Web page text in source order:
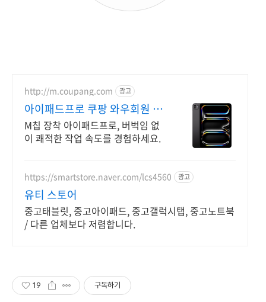
http://m.coupang.com 광고
아이패드프로 쿠팡 와우회원 무
제한 무료배송
M칩 장착 아이패드프로, 버벅임 없
이 쾌적한 작업 속도를 경험하세요.
https://smartstore.naver.com/lcs4560 광고
유티 스토어
중고태블릿, 중고아이패드, 중고갤럭시탭, 중고노트북
/ 다른 업체보다 저렴합니다.
19 구독하기